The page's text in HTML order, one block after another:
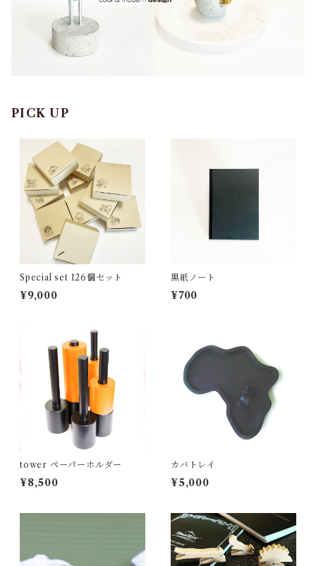
PICK UP
Special set 126個セット
¥9,000
黒紙ノート
¥700
tower ペーパーホルダー
¥8,500
カバトレイ
¥5,000